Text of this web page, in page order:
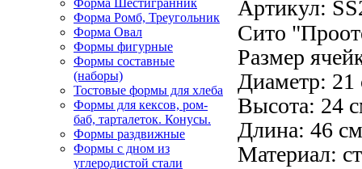
Форма Ромб, Треугольник
Форма Овал
Формы фигурные
Формы составные
(наборы)
Тостовые формы для хлеба
Формы для кексов, ром-
баб, тарталеток. Конусы.
Формы раздвижные
Формы с дном из
углеродистой стали
Артикул:
Сито
Размер
Диаметр: 21
Высота: 24
Длина: 46
Материал: